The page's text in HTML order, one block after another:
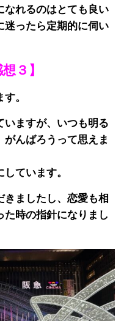
なれるのはとても良い
迷ったら定期的に伺い
３】
。
いますが、いつも明る
がんばろうって思えま
しています。
ましたし、恋愛も相
時の指針になりまし